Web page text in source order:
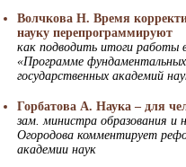
Волчкова Н. Время
науку перепрограммируют
как подводить итоги работы
«Программе фундаментальных
государственных академий
Горбатова А. Наука – для
зам. министра образования
Огородова комментирует
академии наук